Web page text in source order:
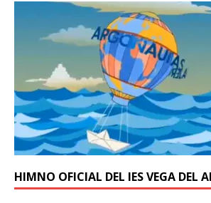
HIMNO OFICIAL DEL IES VEGA DEL